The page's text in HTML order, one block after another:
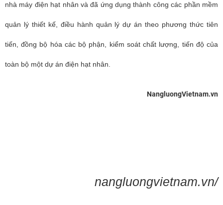
nhà máy điện hạt nhân và đã ứng dụng thành công các phần mềm
quản lý thiết kế, điều hành quản lý dự án theo phương thức tiên
tiến, đồng bộ hóa các bộ phận, kiểm soát chất lượng, tiến độ của
toàn bộ một dự án điện hạt nhân.
NangluongVietnam.vn
nangluongvietnam.vn/